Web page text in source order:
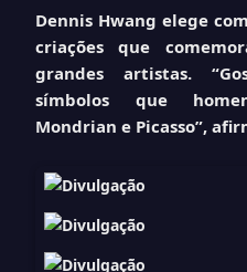
Dennis Hwang elege
criações que
grandes artistas.
símbolos que
Mondrian e Picasso”,